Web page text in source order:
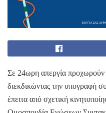
Σε 24ωρη απεργία προχωρούν
διεκδικώντας την υπογραφή
έπειτα από σχετική